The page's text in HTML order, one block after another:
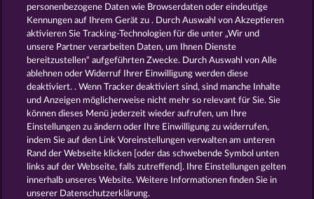
Secret Mission Western Jack
Texas Tycoon The Griffin
AGB Datenschutz und Cookie Richtlinien
personenbezogene Daten wie Browserdaten oder eindeutige
Kennungen auf Ihrem Gerät zu . Durch Auswahl von Akzeptieren
aktivieren Sie Tracking-Technologien für die unter „Wir und
unsere Partner verarbeiten Daten, um Ihnen Dienste
bereitzustellen“ aufgeführten Zwecke. Durch Auswahl von Alle
ablehnen oder Widerruf Ihrer Einwilligung werden diese
deaktiviert. . Wenn Tracker deaktiviert sind, sind manche Inhalte
und Anzeigen möglicherweise nicht mehr so ​​relevant für Sie. Sie
können dieses Menü jederzeit wieder aufrufen, um Ihre
Einstellungen zu ändern oder Ihre Einwilligung zu widerrufen,
indem Sie auf den Link Voreinstellungen verwalten am unteren
Rand der Webseite klicken [oder das schwebende Symbol unten
links auf der Webseite, falls zutreffend]. Ihre Einstellungen gelten
innerhalb unseres Website. Weitere Informationen finden Sie in
unserer Datenschutzerklärung.